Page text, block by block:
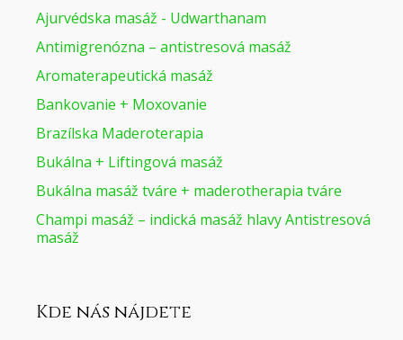
Ajurvédska masáž - Udwarthanam
Antimigrenózna – antistresová masáž
Aromaterapeutická masáž
Bankovanie + Moxovanie
Brazílska Maderoterapia
Bukálna + Liftingová masáž
Bukálna masáž tváre + maderotherapia tváre
Champi masáž – indická masáž hlavy Antistresová
masáž
Kde nás nájdete